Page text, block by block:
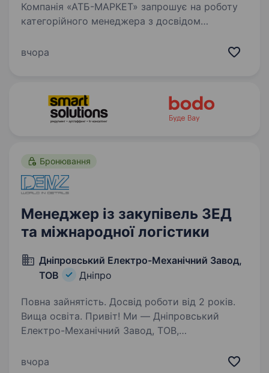
Компанія «АТБ-МАРКЕТ» запрошує на роботу
категорійного менеджера з досвідом
обов’язки опрацювання внутрішнього і
вчора
Бронювання
Менеджер із закупівель ЗЕД
та міжнародної логістики
Дніпровський Електро-Механічний Завод,
ТОВ
Дніпро
Повна зайнятість. Досвід роботи від 2 років.
Вища освіта. Привіт! Ми — Дніпровський
Електро-Механічний Завод, ТОВ,
досвідом роботи та стабільною репутацією
вчора